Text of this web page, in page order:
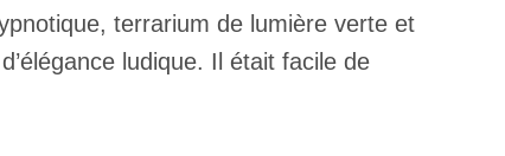
terrarium de lumière verte et
ludique. Il était facile de